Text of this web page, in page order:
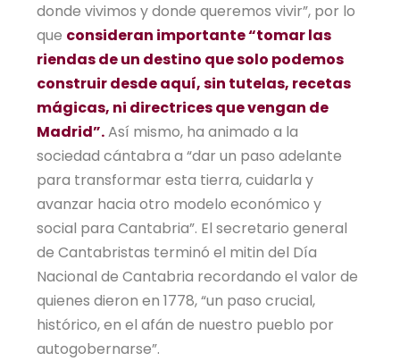
donde vivimos y donde queremos vivir”, por lo
que consideran importante “tomar las
riendas de un destino que solo podemos
construir desde aquí, sin tutelas, recetas
mágicas, ni directrices que vengan de
Madrid”.Así mismo, ha animado a la
sociedad cántabra a “dar un paso adelante
para transformar esta tierra, cuidarla y
avanzar hacia otro modelo económico y
social para Cantabria”. El secretario general
de Cantabristas terminó el mitin del Día
Nacional de Cantabria recordando el valor de
quienes dieron en 1778, “un paso crucial,
histórico, en el afán de nuestro pueblo por
autogobernarse”.